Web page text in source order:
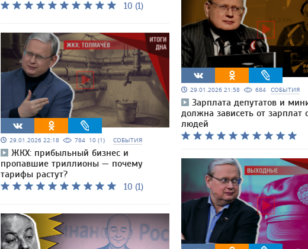
10 (1)
29.01.2026 22:18 784 10 (1) СОБЫТИЯ
ЖКХ: прибыльный бизнес и
пропавшие триллионы — почему
тарифы растут?
10 (1)
29.01.2026 21:58 684 СОБЫТИЯ
Зарплата депутатов и
должна зависеть от зарплат
людей